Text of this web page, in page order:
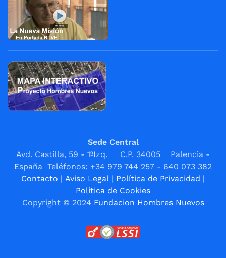
Sede Central
Avd. Castilla, 59 - 1ºIzq. C.P. 34005 Palencia -
España Teléfonos: +34 979 744 257 - 640 073 382
Contacto | Aviso Legal | Política de Privacidad |
Política de Cookies
Copyright © 2024 Fundacion Hombres Nuevos